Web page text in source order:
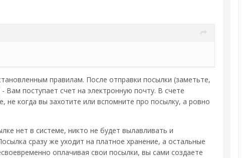
правилам. После отправки посылки (заметьте,
поступает счет на электронную почту. В счете
не когда вы захотите или вспомните про посылку, а ровно
нет в системе, никто не будет вылавливать и
сразу же уходит на платное хранение, а остальные
оплачивая свои посылки, вы сами создаете